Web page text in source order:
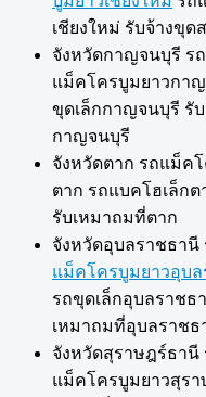
เชียงใหม่ รับจ้างขุด
จังหวัดกาญจนบุรี ร
แม็คโครบูมยาวกา
ขุดเล็กกาญจนบุรี รั
กาญจนบุรี
จังหวัดตาก รถแม็ค
ตาก รถแบคโฮเล็ก
รับเหมาถมที่ตาก
จังหวัดอุบลราชธานี
แม็คโครบูมยาวอุบ
รถขุดเล็กอุบลราชธ
เหมาถมที่อุบลราชธ
จังหวัดสุราษฎร์ธานี
แม็คโครบูมยาวสุร